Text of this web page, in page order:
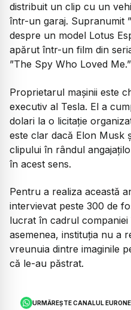
distribuit un clip cu un
într-un garaj. Supranumit
despre un model Lotus
apărut într-un film din
”The Spy Who Loved Me.”
Proprietarul mașinii este
executiv al Tesla. El a
dolari la o licitație
este clar dacă Elon Musk
clipului în rândul
în acest sens.
Pentru a realiza această
intervievat peste 300 de
lucrat în cadrul companiei
asemenea, instituția nu a
vreunuia dintre imaginile
că le-au păstrat.
URMĂREȘTE CANALUL